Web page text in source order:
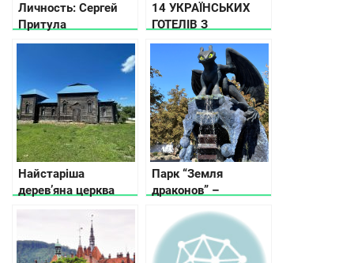
Личность: Сергей
Притула
14 УКРАЇНСЬКИХ
ГОТЕЛІВ З
ДИВОВИЖНИМ
МИНУЛИМ
Найстаріша
дерев’яна церква
Кіровоградщини
Парк “Земля
драконов” –
семейного отдыха